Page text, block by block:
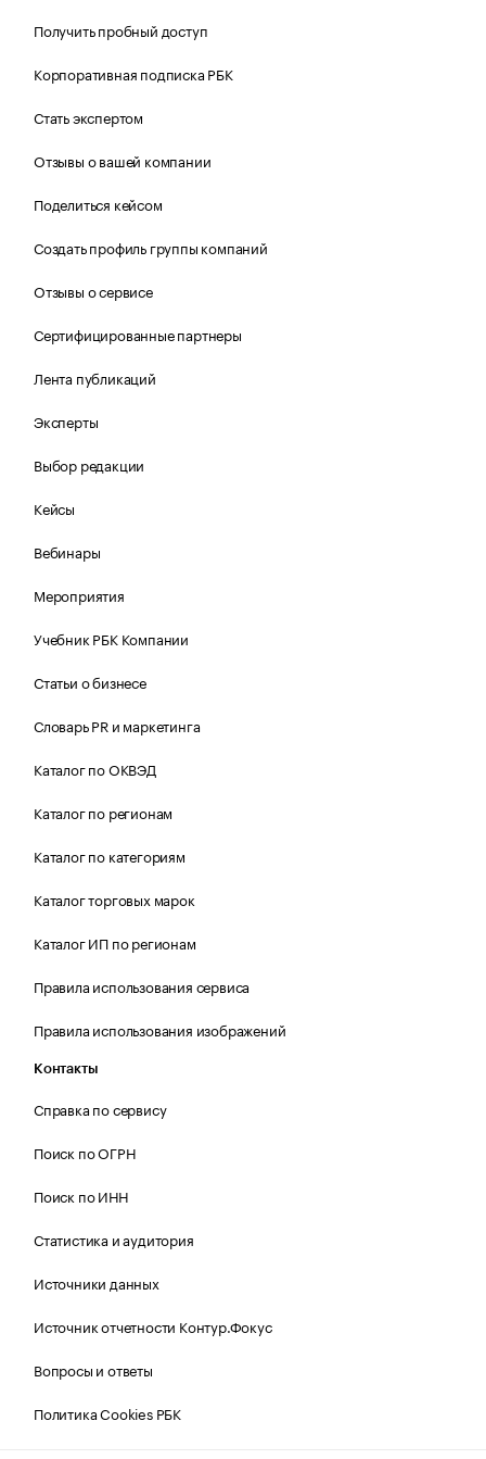
Получить пробный доступ
Корпоративная подписка РБК
Стать экспертом
Отзывы о вашей компании
Поделиться кейсом
Создать профиль группы компаний
Отзывы о сервисе
Сертифицированные партнеры
Лента публикаций
Эксперты
Выбор редакции
Кейсы
Вебинары
Мероприятия
Учебник РБК Компании
Статьи о бизнесе
Словарь PR и маркетинга
Каталог по ОКВЭД
Каталог по регионам
Каталог по категориям
Каталог торговых марок
Каталог ИП по регионам
Правила использования сервиса
Правила использования изображений
Контакты
Справка по сервису
Поиск по ОГРН
Поиск по ИНН
Статистика и аудитория
Источники данных
Источник отчетности Контур.Фокус
Вопросы и ответы
Политика Cookies РБК